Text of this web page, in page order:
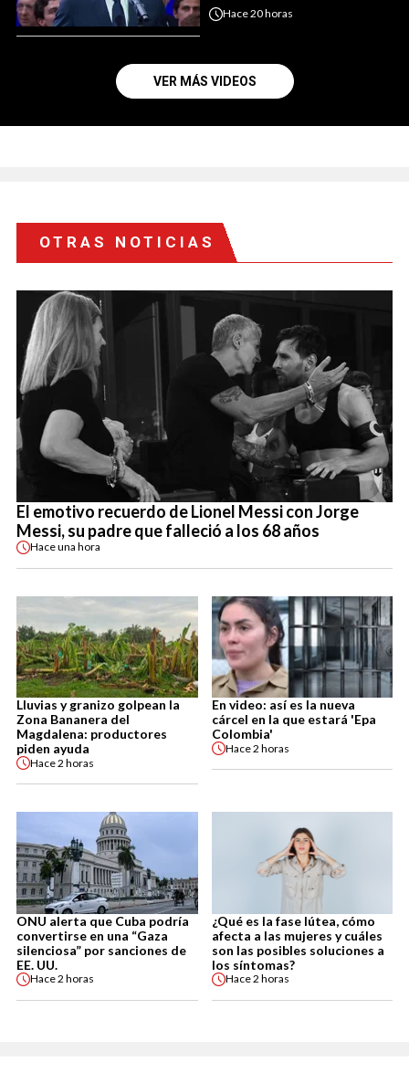
Hace20 horas
VER MÁS VIDEOS
OTRAS NOTICIAS
El emotivo recuerdo de Lionel Messi con Jorge
Messi, su padre que falleció a los 68 años
Haceuna hora
Lluvias y granizo golpean la
Zona Bananera del
Magdalena: productores
piden ayuda
Hace2 horas
En video: así es la nueva
cárcel en la que estará 'Epa
Colombia'
Hace2 horas
ONU alerta que Cuba podría
convertirse en una “Gaza
silenciosa” por sanciones de
EE. UU.
Hace2 horas
¿Qué es la fase lútea, cómo
afecta a las mujeres y cuáles
son las posibles soluciones a
los síntomas?
Hace2 horas